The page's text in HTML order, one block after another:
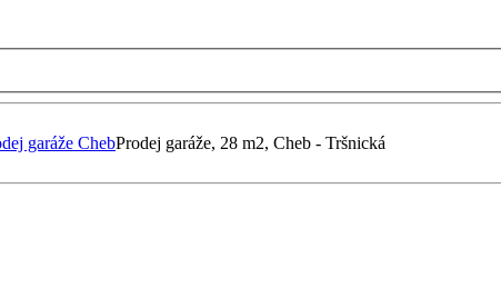
garáže ChebProdej garáže, 28 m2, Cheb - Tršnická